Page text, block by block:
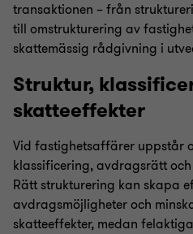
transaktionen – från
till omstrukturering av
skattemässig rådgivning i
Struktur,
skatteeffekter
Vid fastighetsaffärer uppstår
klassificering, avdragsrätt
Rätt strukturering kan skapa
avdragsmöjligheter och
skatteeffekter, medan